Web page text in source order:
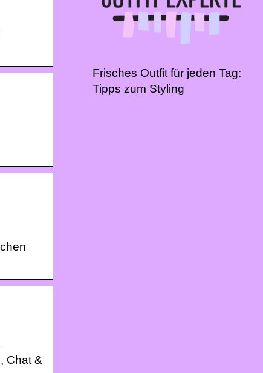
Chat &
Frisches Outfit für jeden Tag:
Tipps zum Styling